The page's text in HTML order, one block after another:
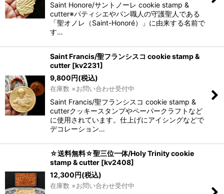
Saint Honore/サントノーレ cookie stamp &
cutter※パティシエやパン職人の守護聖人である
「聖オノレ（Saint-Honoré）」に由来する名前で
す…
Saint Francis/聖フランシスコ cookie stamp &
cutter [kv2231]
9,800円(税込)
在庫数 ×お問い合わせ受付中
Saint Francis/聖フランシスコ cookie stamp &
cutterクッキースタンプやペーパークラフトなど
に使用されています。仕上げにアイシングなどで
デコレーション…
☆送料無料☆聖三位一体/Holy Trinity cookie
stamp & cutter [kv2408]
12,300円(税込)
在庫数 ×お問い合わせ受付中